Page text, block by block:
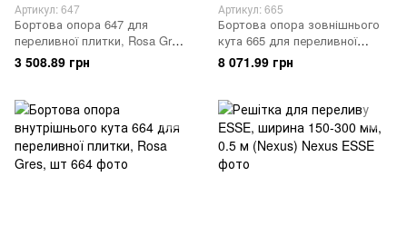
Артикул: 647
Бортова опора 647 для
переливної плитки, Rosa Gres,
шт
3 508.89 грн
Артикул: 665
Бортова опора зовнішнього
кута 665 для переливної
плитки, Rosa Gres, шт
8 071.99 грн